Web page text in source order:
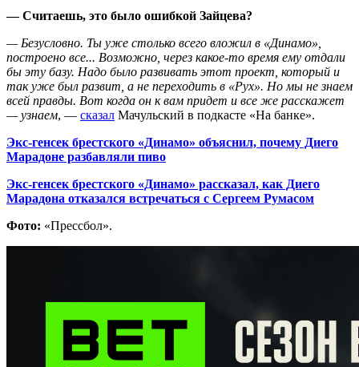
— Считаешь, это было ошибкой Зайцева?
— Безусловно. Ты уже столько всего вложил в «Динамо»,
построено все... Возможно, через какое-то время ему отдали
бы эту базу. Надо было развивать этот проект, который и
так уже был развит, а не переходить в «Рух». Но мы не знаем
всей правды. Вот когда он к вам придет и все же расскажет
— узнаем, — сказал Мачульский в подкасте «На банке».
Экс-генсек брестского «Динамо» объяснил, почему Диего
Марадоне разбавляли пиво
Экс-генсек брестского «Динамо» рассказал, как Диего
Марадона отказался встречаться с Сергеем Румасом
Фото: «Прессбол».